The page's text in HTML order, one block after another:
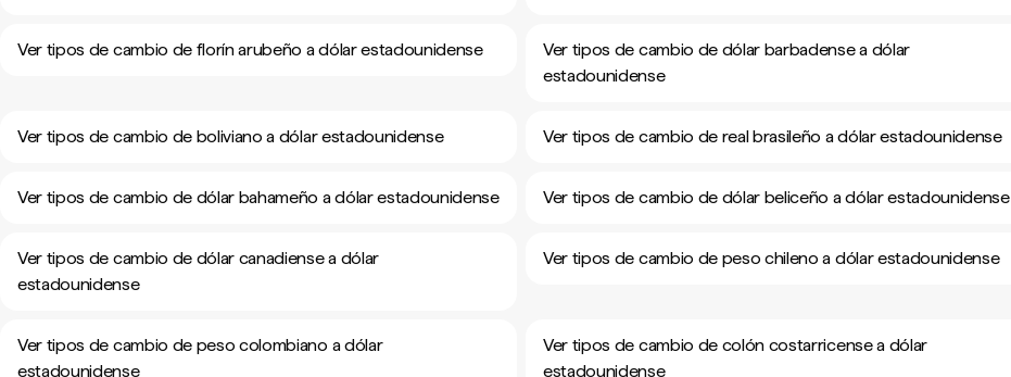
Ver tipos de cambio de florín arubeño a dólar estadounidense
Ver tipos de cambio de dólar barbadense a dólar
estadounidense
Ver tipos de cambio de boliviano a dólar estadounidense Ver tipos de cambio de real brasileño a dólar estadounidense
Ver tipos de cambio de dólar bahameño a dólar estadounidense Ver tipos de cambio de dólar beliceño a dólar estadounidense
Ver tipos de cambio de dólar canadiense a dólar
estadounidense
Ver tipos de cambio de peso chileno a dólar estadounidense
Ver tipos de cambio de peso colombiano a dólar
estadounidense
Ver tipos de cambio de colón costarricense a dólar
estadounidense